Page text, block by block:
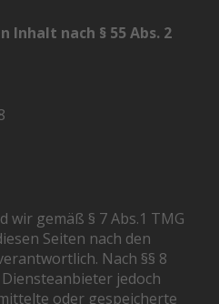
nach § 55 Abs. 2
wir gemäß § 7 Abs.1 TMG
Seiten nach den
Nach §§ 8
jedoch
oder gespeicherte